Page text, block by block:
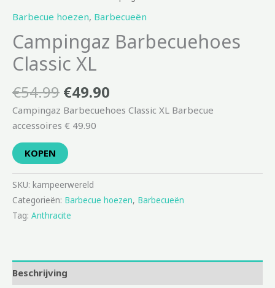
Barbecue hoezen, Barbecueën
Campingaz Barbecuehoes
Classic XL
€54.99 €49.90
Campingaz Barbecuehoes Classic XL Barbecue
accessoires € 49.90
KOPEN
SKU: kampeerwereld
Categorieën: Barbecue hoezen, Barbecueën
Tag: Anthracite
Beschrijving